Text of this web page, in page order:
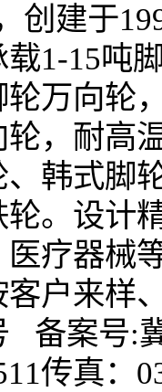
创建于
1-15吨
万向轮
，耐高
韩式脚
。设计
疗器械
户来样
备案号:
传真：